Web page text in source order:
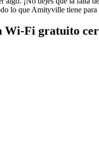
lo que Amityville tiene para
Wi-Fi gratuito